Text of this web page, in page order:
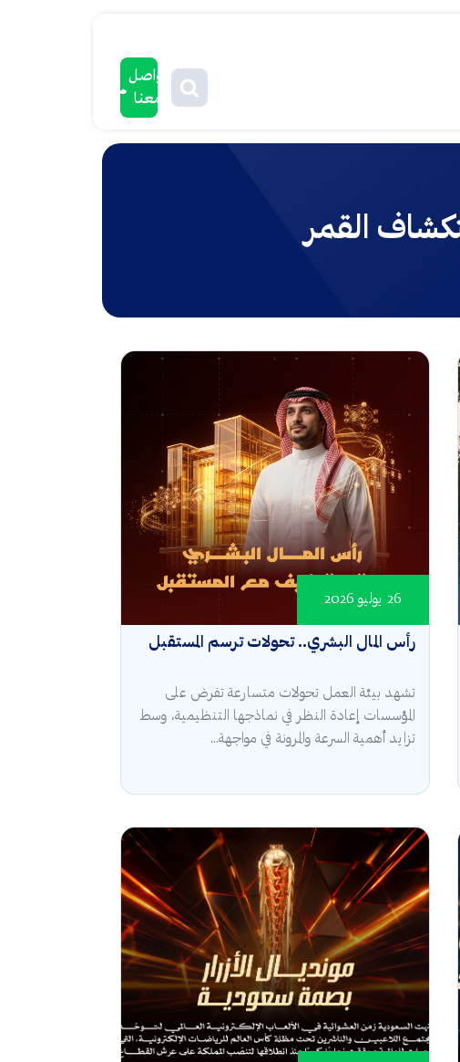
تواصل
معنا
رأس المال البشري.. تحولات ترسم المستقبل
26 يوليو 2026
تشهد بيئة العمل تحولات متسارعة تفرض على
المؤسسات إعادة النظر في نماذجها التنظيمية، وسط
تزايد أهمية السرعة والمرونة في مواجهة...